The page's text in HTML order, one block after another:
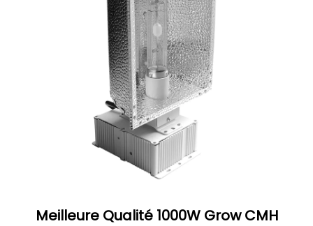
Meilleure Qualité 1000W Grow CMH